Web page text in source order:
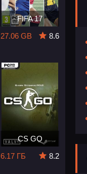
FIFA 17
27.06 GB
8.6
CS GO
6.17 ГБ
8.2